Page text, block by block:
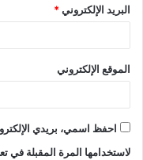
البريد الإلكتروني*
الموقع الإلكتروني
احفظ اسمي، بريدي
لاستخدامها المرة المقبلة في